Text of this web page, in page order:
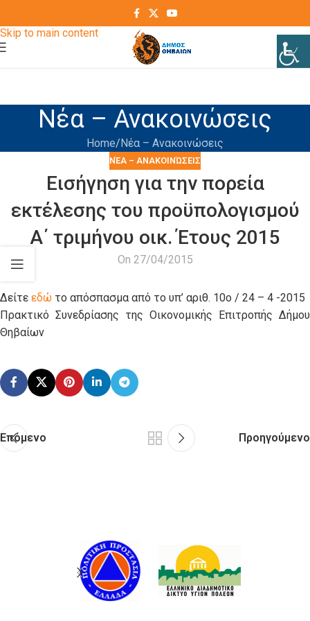
Skip to main content
Νέα – Ανακοινώσεις
Home Νέα – Ανακοινώσεις
ΝΈΑ – ΑΝΑΚΟΙΝΏΣΕΙΣ
Εισήγηση για την πορεία
εκτέλεσης του προϋπολογισμού
Α΄ τριμήνου οικ. Έτους 2015
On 27/04/2015
Δείτε εδώ το απόσπασμα από το υπ’ αριθ. 10ο / 24 – 4 -2015
Πρακτικό Συνεδρίασης της Οικονομικής Επιτροπής Δήμου
Θηβαίων
Επόμενο Προηγούμενο